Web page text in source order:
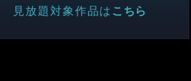
見放題対象作品は こちら